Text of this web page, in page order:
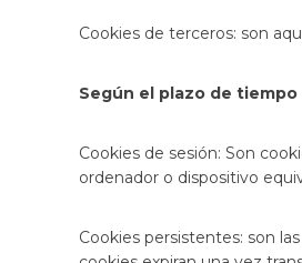
Cookies de terceros: son
Según el plazo de
Cookies de sesión: Son
ordenador o dispositivo
Cookies persistentes: son